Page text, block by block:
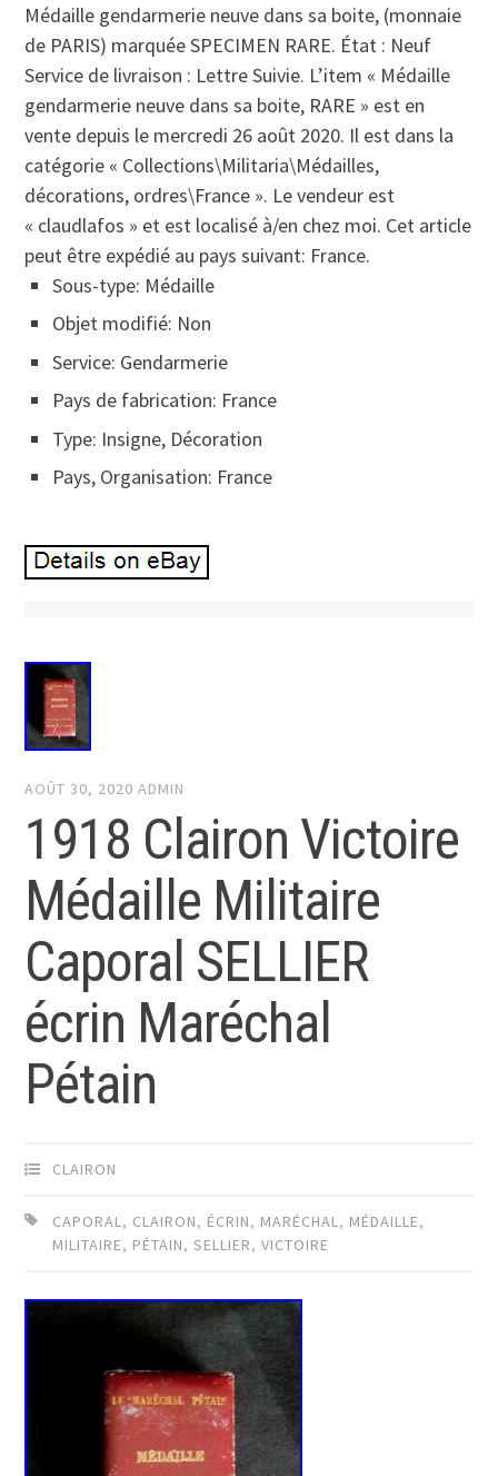
Médaille gendarmerie neuve dans sa boite, (monnaie
de PARIS) marquée SPECIMEN RARE. État : Neuf
Service de livraison : Lettre Suivie. L’item « Médaille
gendarmerie neuve dans sa boite, RARE » est en
vente depuis le mercredi 26 août 2020. Il est dans la
catégorie « Collections\Militaria\Médailles,
décorations, ordres\France ». Le vendeur est
« claudlafos » et est localisé à/en chez moi. Cet article
peut être expédié au pays suivant: France.
Sous-type: Médaille
Objet modifié: Non
Service: Gendarmerie
Pays de fabrication: France
Type: Insigne, Décoration
Pays, Organisation: France
AOÛT 30, 2020 ADMIN
1918 Clairon Victoire
Médaille Militaire
Caporal SELLIER
écrin Maréchal
Pétain
CLAIRON
CAPORAL, CLAIRON, ÉCRIN, MARÉCHAL, MÉDAILLE,
MILITAIRE, PÉTAIN,SELLIER,VICTOIRE